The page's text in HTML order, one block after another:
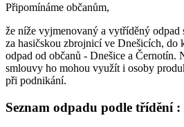
Připomínáme občanům,
že níže vyjmenovaný a vytříděný odpad
za hasičskou zbrojnicí ve Dnešicích, do
odpad od občanů - Dnešice a Černotín.
smlouvy ho mohou využít i osoby
při podnikání.
Seznam odpadu podle třídění :